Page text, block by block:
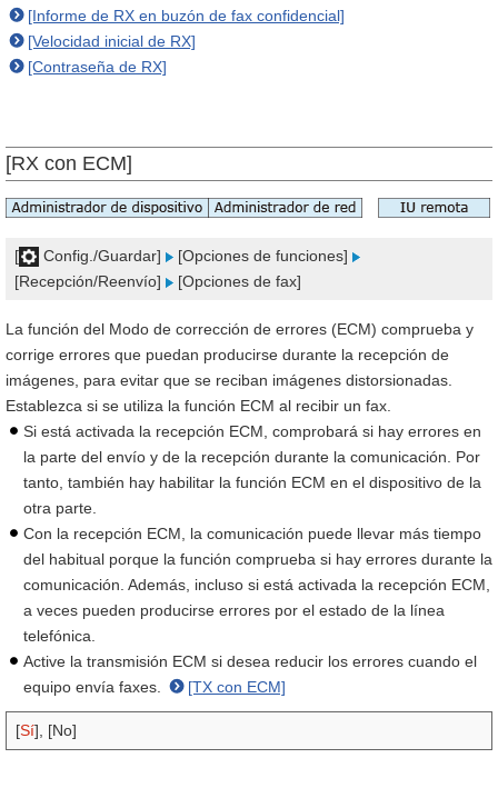
[Informe de RX en buzón de fax confidencial]
[Velocidad inicial de RX]
[Contraseña de RX]
[RX con ECM]
[ Config./Guardar]
[Opciones de funciones]
[Recepción/Reenvío]
[Opciones de fax]
La función del Modo de corrección de errores (ECM) comprueba y
corrige errores que puedan producirse durante la recepción de
imágenes, para evitar que se reciban imágenes distorsionadas.
Establezca si se utiliza la función ECM al recibir un fax.
Si está activada la recepción ECM, comprobará si hay errores en
la parte del envío y de la recepción durante la comunicación. Por
tanto, también hay habilitar la función ECM en el dispositivo de la
otra parte.
Con la recepción ECM, la comunicación puede llevar más tiempo
del habitual porque la función comprueba si hay errores durante la
comunicación. Además, incluso si está activada la recepción ECM,
a veces pueden producirse errores por el estado de la línea
telefónica.
Active la transmisión ECM si desea reducir los errores cuando el
equipo envía faxes.
[TX con ECM]
[Sí], [No]